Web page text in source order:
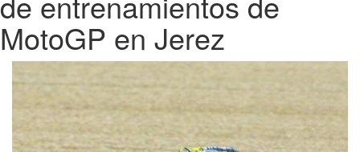
MotoGP en Jerez